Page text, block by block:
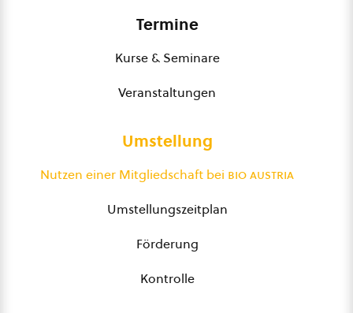
Termine
Kurse & Seminare
Veranstaltungen
Umstellung
Nutzen einer Mitgliedschaft bei bio austria
Umstellungszeitplan
Förderung
Kontrolle